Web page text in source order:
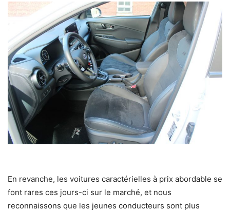
En revanche, les voitures caractérielles à prix abordable se
font rares ces jours-ci sur le marché, et nous
reconnaissons que les jeunes conducteurs sont plus